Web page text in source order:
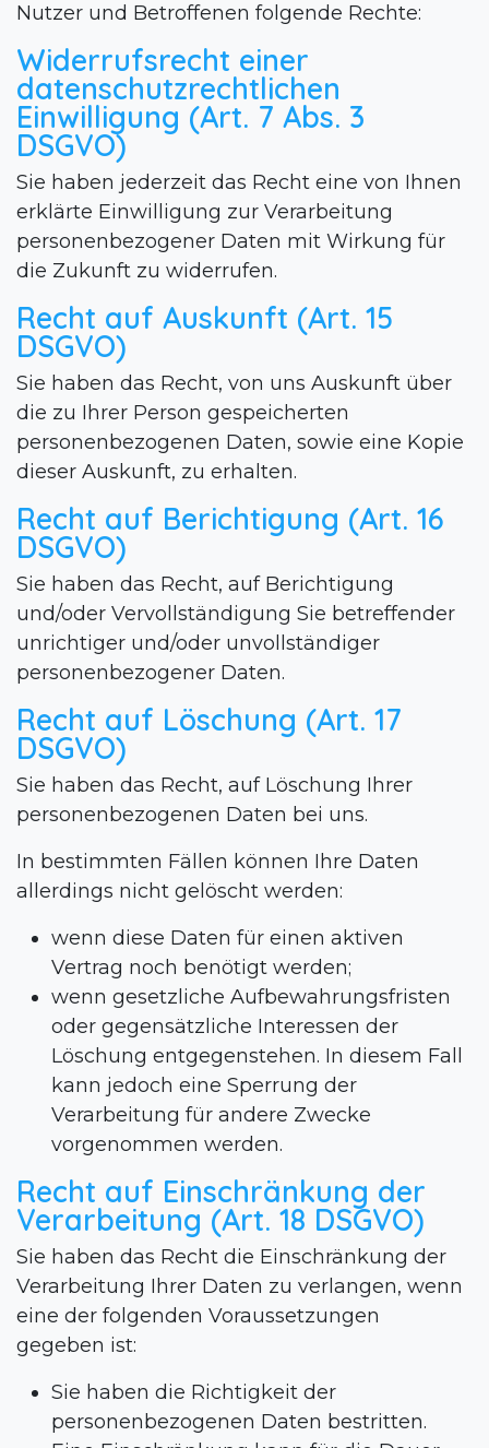
Nutzer und Betroffenen folgende Rechte:
Widerrufsrecht einer
datenschutzrechtlichen
Einwilligung (Art. 7 Abs. 3
DSGVO)
Sie haben jederzeit das Recht eine von Ihnen
erklärte Einwilligung zur Verarbeitung
personenbezogener Daten mit Wirkung für
die Zukunft zu widerrufen.
Recht auf Auskunft (Art. 15
DSGVO)
Sie haben das Recht, von uns Auskunft über
die zu Ihrer Person gespeicherten
personenbezogenen Daten, sowie eine Kopie
dieser Auskunft, zu erhalten.
Recht auf Berichtigung (Art. 16
DSGVO)
Sie haben das Recht, auf Berichtigung
und/oder Vervollständigung Sie betreffender
unrichtiger und/oder unvollständiger
personenbezogener Daten.
Recht auf Löschung (Art. 17
DSGVO)
Sie haben das Recht, auf Löschung Ihrer
personenbezogenen Daten bei uns.
In bestimmten Fällen können Ihre Daten
allerdings nicht gelöscht werden:
wenn diese Daten für einen aktiven
Vertrag noch benötigt werden;
wenn gesetzliche Aufbewahrungsfristen
oder gegensätzliche Interessen der
Löschung entgegenstehen. In diesem Fall
kann jedoch eine Sperrung der
Verarbeitung für andere Zwecke
vorgenommen werden.
Recht auf Einschränkung der
Verarbeitung (Art. 18 DSGVO)
Sie haben das Recht die Einschränkung der
Verarbeitung Ihrer Daten zu verlangen, wenn
eine der folgenden Voraussetzungen
gegeben ist:
Sie haben die Richtigkeit der
personenbezogenen Daten bestritten.